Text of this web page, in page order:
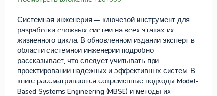
Системная инженерия — ключевой инструмент для
разработки сложных систем на всех этапах их
жизненного цикла. В обновленном издании эксперт в
области системной инженерии подробно
рассказывает, что следует учитывать при
проектировании надежных и эффективных систем. В
книге рассматриваются современные подходы Model-
Based Systems Engineering (MBSE) и методы их